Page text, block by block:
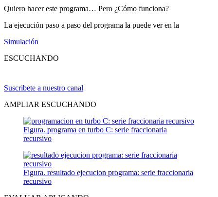
Quiero hacer este programa… Pero ¿Cómo funciona?
La ejecución paso a paso del programa la puede ver en la
Simulación
ESCUCHANDO
Suscribete a nuestro canal
AMPLIAR ESCUCHANDO
Figura. programa en turbo C: serie fraccionaria
recursivo
Figura. resultado ejecucion programa: serie fraccionaria
recursivo